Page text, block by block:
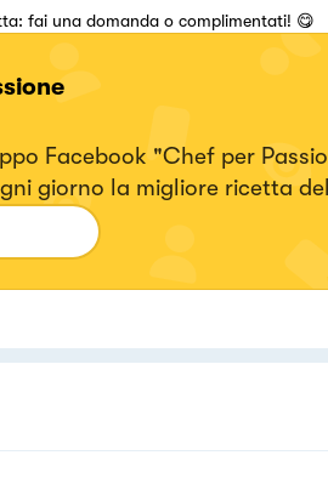
fai una domanda o complimentati! 😋
Facebook "Chef per
giorno la migliore ricetta